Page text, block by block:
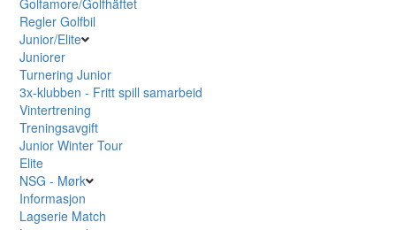
Regler Golfbil
Junior/Elite
Juniorer
Turnering Junior
3x-klubben - Fritt spill samarbeid
Vintertrening
Treningsavgift
Junior Winter Tour
Elite
NSG - Mørk
Informasjon
Lagserie Match